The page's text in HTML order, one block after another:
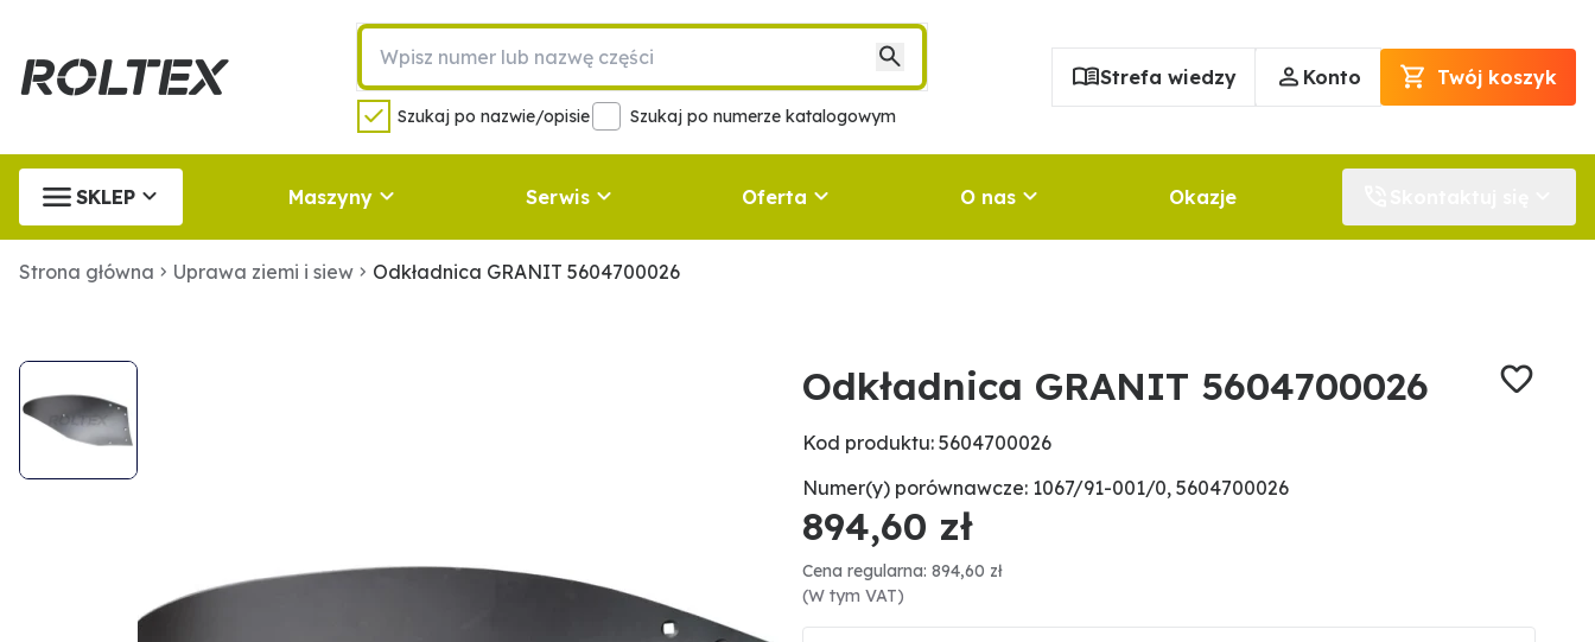
Szukaj po nazwie/opisie Szukaj po numerze katalogowym
Strefa wiedzy Konto Twój koszyk
SKLEP Maszyny Serwis Oferta O nas Okazje
Strona główna Uprawa ziemi i siew Odkładnica GRANIT 5604700026
Odkładnica GRANIT 5604700026
Kod produktu: 5604700026
Numer(y) porównawcze: 1067/91-001/0, 5604700026
894,60 zł
Cena regularna: 894,60 zł
(W tym VAT)